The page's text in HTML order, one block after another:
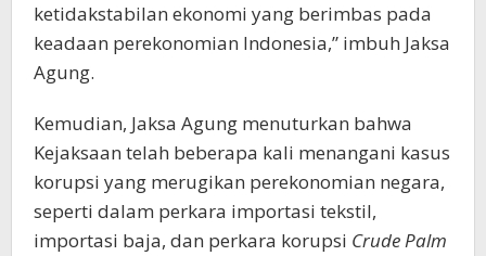
ketidakstabilan ekonomi yang berimbas pada
keadaan perekonomian Indonesia,” imbuh Jaksa
Agung.
Kemudian, Jaksa Agung menuturkan bahwa
Kejaksaan telah beberapa kali menangani kasus
korupsi yang merugikan perekonomian negara,
seperti dalam perkara importasi tekstil,
importasi baja, dan perkara korupsi Crude Palm